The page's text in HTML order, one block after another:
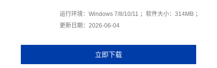
运行环境：Windows 7/8/10/11 ；软件大小：314MB ；
更新日期：2026-06-04
立即下载